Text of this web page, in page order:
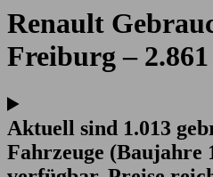
Renault
Freiburg –
Aktuell sind 1.013
Fahrzeuge (Baujahre